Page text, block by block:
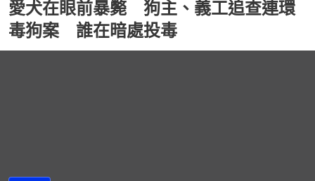
愛犬在眼前暴斃 狗主、義工追查連環
毒狗案 誰在暗處投毒